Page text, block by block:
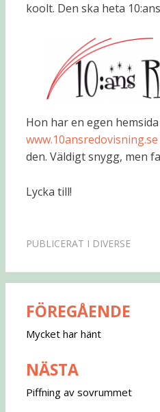
koolt. Den ska heta
Hon har en egen
www.10ansredovisning.se
den. Väldigt snygg, men
Lycka till!
PUBLICERAT I DIVERSE
FÖREGÅENDE
Mycket har hänt
NÄSTA
Piffning av sovrummet